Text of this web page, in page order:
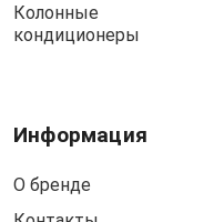
Колонные
кондиционеры
Информация
О бренде